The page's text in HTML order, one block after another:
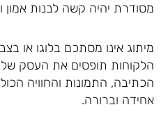
מסודרת יהיה קשה לבנות אמון
מיתוג אינו מסתכם בלוגו או
הלקוחות תופסים את העסק
הכתיבה, התמונות והחוויה
אחידה וברורה.